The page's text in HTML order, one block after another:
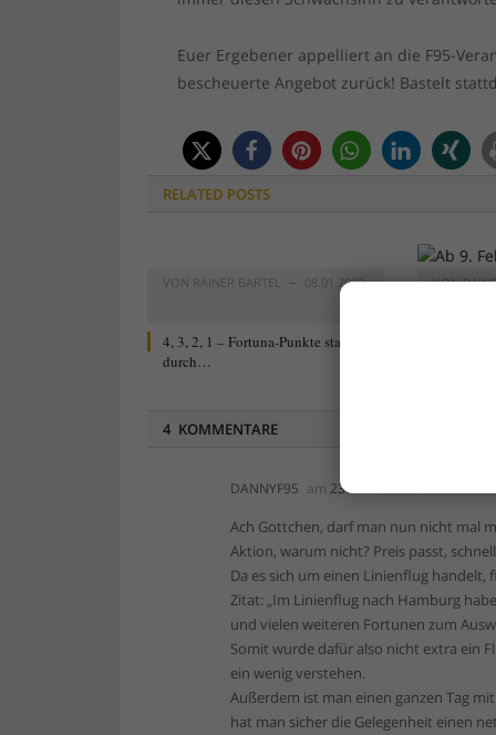
Euer Ergebener appelliert an die F95-
bescheuerte Angebot zurück! Bastelt
RELATED POSTS
VON RAINER BARTEL
08.01.2023
4, 3, 2, 1 – Fortuna-Punkte starten
durch…
VON
Blog
4 KOMMENTARE
DANNYF95 am 23.03.2022 11:34
Ach Gottchen, darf man nun nicht mal
Aktion, warum nicht? Preis passt,
Da es sich um einen Linienflug
Zitat: „Im Linienflug nach Hamburg
und vielen weiteren Fortunen zum
Somit wurde dafür also nicht extra ein
ein wenig verstehen.
Außerdem ist man einen ganzen Tag
hat man sicher die Gelegenheit einen